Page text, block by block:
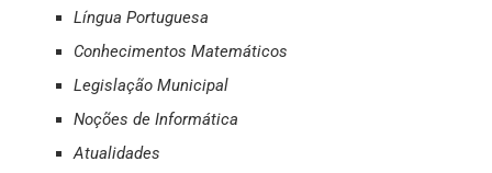
Língua Portuguesa
Conhecimentos Matemáticos
Legislação Municipal
Noções de Informática
Atualidades